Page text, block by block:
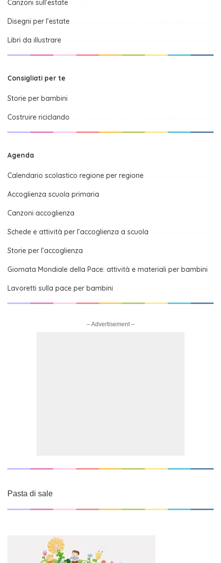
Canzoni sull’estate
Disegni per l’estate
Libri da illustrare
Consigliati per te
Storie per bambini
Costruire riciclando
Agenda
Calendario scolastico regione per regione
Accoglienza scuola primaria
Canzoni accoglienza
Schede e attività per l’accoglienza a scuola
Storie per l’accoglienza
Giornata Mondiale della Pace: attività e materiali per bambini
Lavoretti sulla pace per bambini
– Advertisement –
Pasta di sale